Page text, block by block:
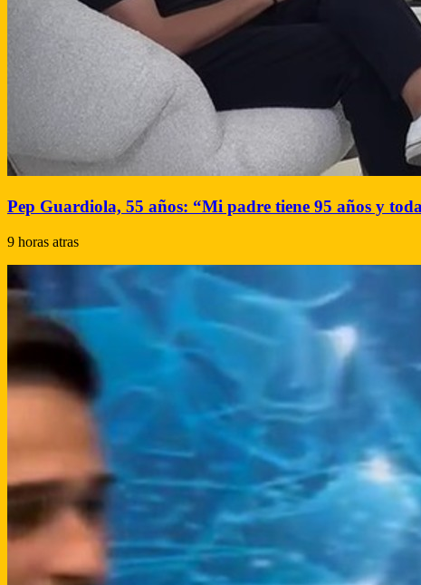
Pep Guardiola, 55 años: “Mi padre tiene 95 años y
9 horas atras